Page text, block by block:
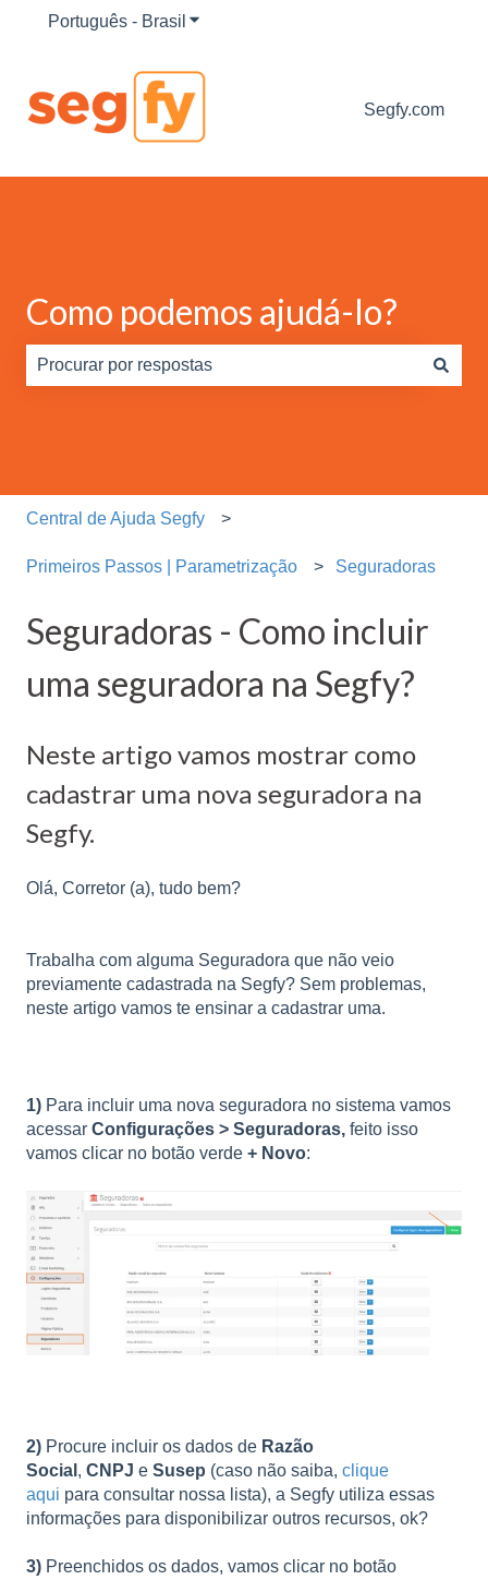
Português - Brasil Mostrar submenu para traduções
Segfy.com
Como podemos ajudá-lo?
Central de Ajuda Segfy
Primeiros Passos | Parametrização Seguradoras
Seguradoras - Como incluir
uma seguradora na Segfy?
Neste artigo vamos mostrar como
cadastrar uma nova seguradora na
Segfy.
Olá, Corretor (a), tudo bem?
Trabalha com alguma Seguradora que não veio
previamente cadastrada na Segfy? Sem problemas,
neste artigo vamos te ensinar a cadastrar uma.
1) Para incluir uma nova seguradora no sistema vamos
acessar Configurações > Seguradoras, feito isso
vamos clicar no botão verde + Novo:
2) Procure incluir os dados de Razão
Social , CNPJ e Susep (caso não saiba, clique
aqui para consultar nossa lista), a Segfy utiliza essas
informações para disponibilizar outros recursos, ok?
3) Preenchidos os dados, vamos clicar no botão